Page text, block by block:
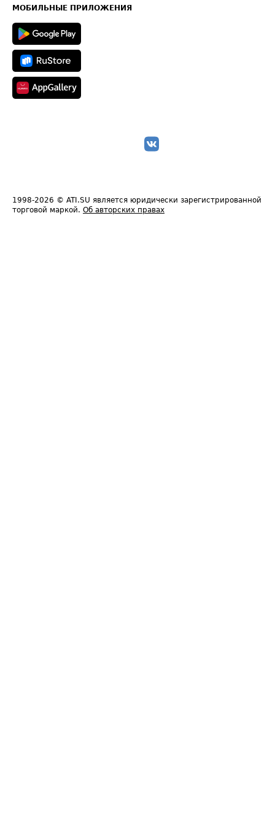
Техническая информация
МОБИЛЬНЫЕ ПРИЛОЖЕНИЯ
1998-2026 © ATI.SU является юридически зарегистрированной
торговой маркой. Об авторских правах